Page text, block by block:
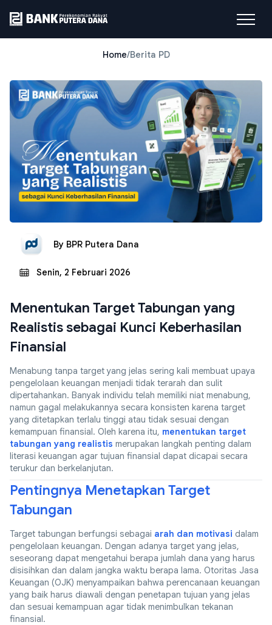
Home/Berita PD
By BPR Putera Dana
Senin, 2 Februari 2026
Menentukan Target Tabungan yang
Realistis sebagai Kunci Keberhasilan
Finansial
Menabung tanpa target yang jelas sering kali membuat upaya
pengelolaan keuangan menjadi tidak terarah dan sulit
dipertahankan. Banyak individu telah memiliki niat menabung,
namun gagal melakukannya secara konsisten karena target
yang ditetapkan terlalu tinggi atau tidak sesuai dengan
kemampuan finansial. Oleh karena itu, menentukan target
tabungan yang realistis merupakan langkah penting dalam
literasi keuangan agar tujuan finansial dapat dicapai secara
terukur dan berkelanjutan.
Pentingnya Menetapkan Target
Tabungan
Target tabungan berfungsi sebagai arah dan motivasi dalam
pengelolaan keuangan. Dengan adanya target yang jelas,
seseorang dapat mengetahui berapa jumlah dana yang harus
disisihkan dan dalam jangka waktu berapa lama. Otoritas Jasa
Keuangan (OJK) menyampaikan bahwa perencanaan keuangan
yang baik harus diawali dengan penetapan tujuan yang jelas
dan sesuai kemampuan agar tidak menimbulkan tekanan
finansial.